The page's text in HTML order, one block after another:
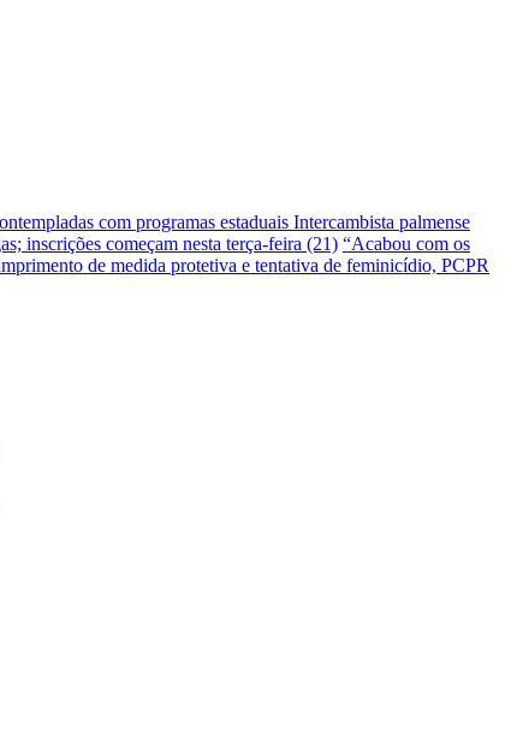
com programas estaduais Intercambista palmense
inscrições começam nesta terça-feira (21) “Acabou com os
de medida protetiva e tentativa de feminicídio, PCPR